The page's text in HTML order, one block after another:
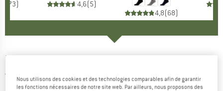
73) 4,6(5)
4,8(68)
BLACK DIAMOND
(2)
Nous utilisons des cookies et des technologies comparables afin de garantir
les fonctions nécessaires de notre site web. Par ailleurs, nous proposons des